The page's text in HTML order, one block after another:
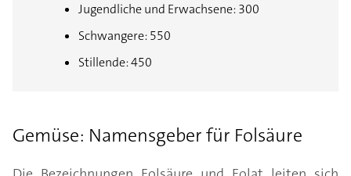
Jugendliche und Erwachsene: 300
Schwangere: 550
Stillende: 450
Gemüse: Namensgeber für Folsäure